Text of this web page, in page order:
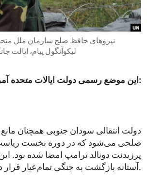
HEALTH
نیروهای حافظ صلح سازمان ملل
لیکوآنگول پیام،
این موضع رسمی دولت ایالات متحده آمریکا است:
دولت انتقالی سودان جنوبی همچنان
صلحی می‌شود که در دوره نخست
پرزیدنت دونالد ترامپ امضا شده بود.
آستانه بازگشت به جنگی تمام‌عیار قرار داده است.